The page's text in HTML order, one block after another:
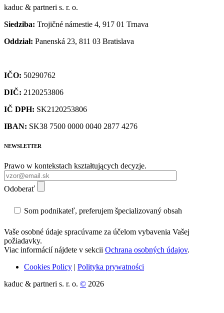
kaduc & partneri s. r. o.
Siedziba: Trojičné námestie 4, 917 01 Trnava
Oddział: Panenská 23, 811 03 Bratislava
IČO: 50290762
DIČ: 2120253806
IČ DPH: SK2120253806
IBAN: SK38 7500 0000 0040 2877 4276
NEWSLETTER
Prawo w kontekstach kształtujących decyzje.
Odoberať
Som podnikateľ, preferujem špecializovaný obsah
Vaše osobné údaje spracúvame za účelom vybavenia Vašej
požiadavky.
Viac informácií nájdete v sekcii Ochrana osobných údajov.
Cookies Policy | Polityka prywatności
kaduc & partneri s. r. o. © 2026